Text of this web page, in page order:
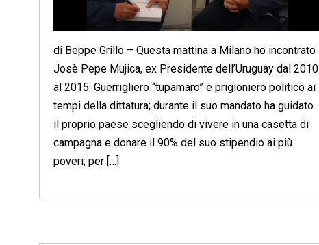
di Beppe Grillo – Questa mattina a Milano ho incontrato
Josè Pepe Mujica, ex Presidente dell’Uruguay dal 2010
al 2015. Guerrigliero “tupamaro” e prigioniero politico ai
tempi della dittatura; durante il suo mandato ha guidato
il proprio paese scegliendo di vivere in una casetta di
campagna e donare il 90% del suo stipendio ai più
poveri; per […]